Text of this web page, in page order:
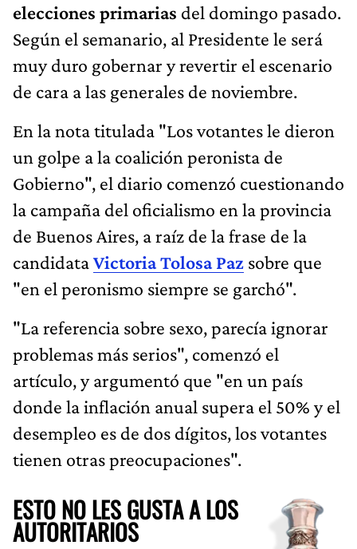
elecciones primarias del domingo pasado.
Según el semanario, al Presidente le será
muy duro gobernar y revertir el escenario
de cara a las generales de noviembre.
En la nota titulada "Los votantes le dieron
un golpe a la coalición peronista de
Gobierno", el diario comenzó cuestionando
la campaña del oficialismo en la provincia
de Buenos Aires, a raíz de la frase de la
candidataVictoria Tolosa Paz sobre que
"en el peronismo siempre se garchó".
"La referencia sobre sexo, parecía ignorar
problemas más serios", comenzó el
artículo, y argumentó que "en un país
donde la inflación anual supera el 50% y el
desempleo es de dos dígitos, los votantes
tienen otras preocupaciones".
ESTO NO LES GUSTA A LOS
AUTORITARIOS